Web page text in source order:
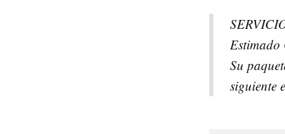
Estimado
Su
siguiente